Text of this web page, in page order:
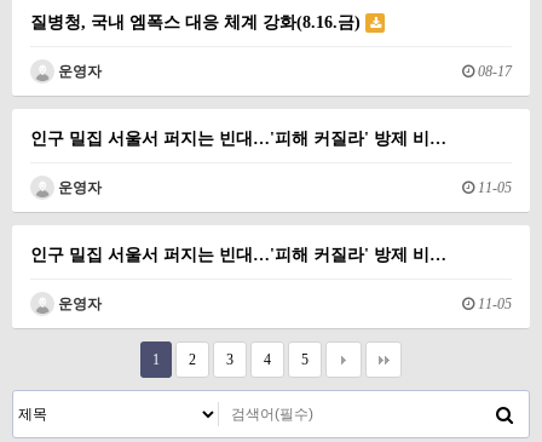
질병청, 국내 엠폭스 대응 체계 강화(8.16.금)
운영자 08-17
인구 밀집 서울서 퍼지는 빈대…'피해 커질라' 방제 비…
운영자 11-05
인구 밀집 서울서 퍼지는 빈대…'피해 커질라' 방제 비…
운영자 11-05
1 2 3 4 5